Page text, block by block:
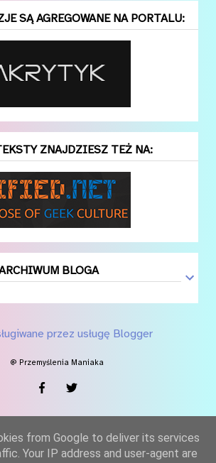
SĄ AGREGOWANE NA PORTALU:
ZNAJDZIESZ TEŻ NA:
BLOGA
przez usługę Blogger
@ Przemyślenia Maniaka
from Google to deliver its services
Your IP address and user-agent are